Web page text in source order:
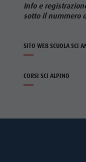
Info e
sotto il nummero
SITO WEB SCUOLA SCI
CORSI SCI ALPINO